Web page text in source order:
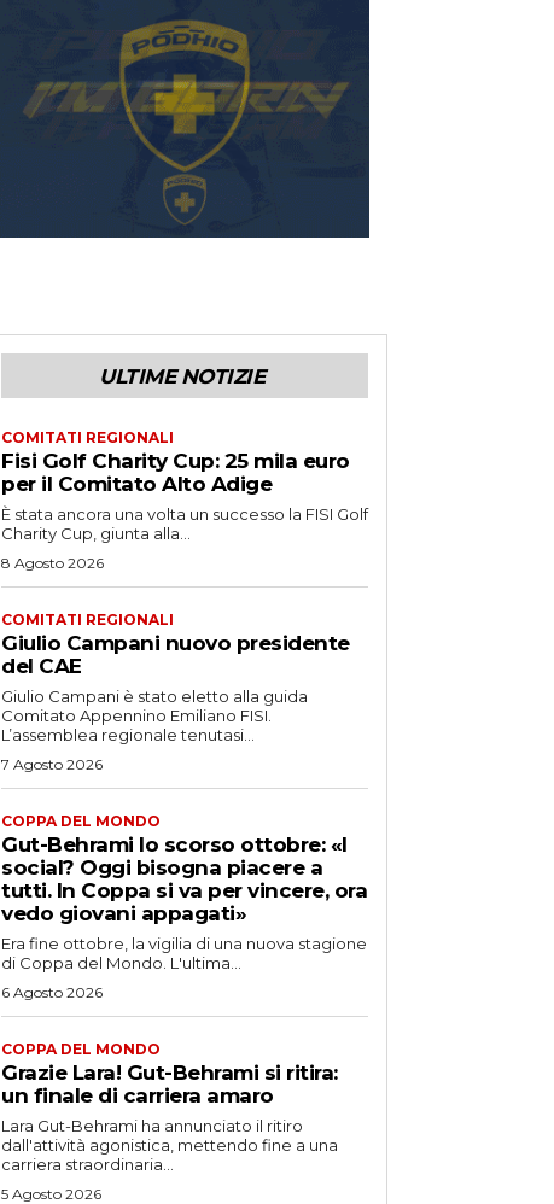
ULTIME NOTIZIE
COMITATI REGIONALI
Fisi Golf Charity Cup: 25 mila euro
per il Comitato Alto Adige
È stata ancora una volta un successo la FISI Golf
Charity Cup, giunta alla...
8 Agosto 2026
COMITATI REGIONALI
Giulio Campani nuovo presidente
del CAE
Giulio Campani è stato eletto alla guida
Comitato Appennino Emiliano FISI.
L’assemblea regionale tenutasi...
7 Agosto 2026
COPPA DEL MONDO
Gut-Behrami lo scorso ottobre: «I
social? Oggi bisogna piacere a
tutti. In Coppa si va per vincere, ora
vedo giovani appagati»
Era fine ottobre, la vigilia di una nuova stagione
di Coppa del Mondo. L'ultima...
6 Agosto 2026
COPPA DEL MONDO
Grazie Lara! Gut-Behrami si ritira:
un finale di carriera amaro
Lara Gut-Behrami ha annunciato il ritiro
dall'attività agonistica, mettendo fine a una
carriera straordinaria...
5 Agosto 2026